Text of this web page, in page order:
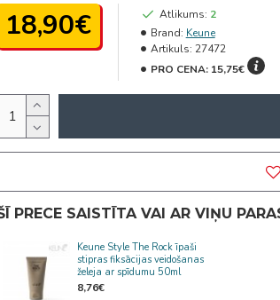
18,90€ Atlikums: 2
Brand: Keune
Artikuls: 27472
PRO CENA: 15,75€
PRECE SAISTĪTA VAI AR VIŅU
Keune Style The Rock īpaši
stipras fiksācijas veidošanas
želeja ar spīdumu 50ml
8,76€